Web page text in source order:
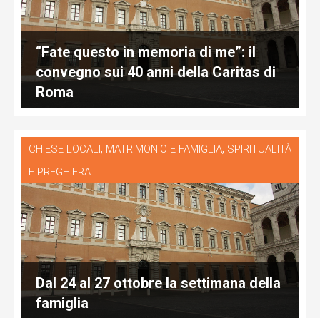
“Fate questo in memoria di me”: il
convegno sui 40 anni della Caritas di
Roma
CHIESE LOCALI, MATRIMONIO E FAMIGLIA, SPIRITUALITÀ
E PREGHIERA
Dal 24 al 27 ottobre la settimana della
famiglia